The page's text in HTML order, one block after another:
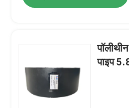
पाइप